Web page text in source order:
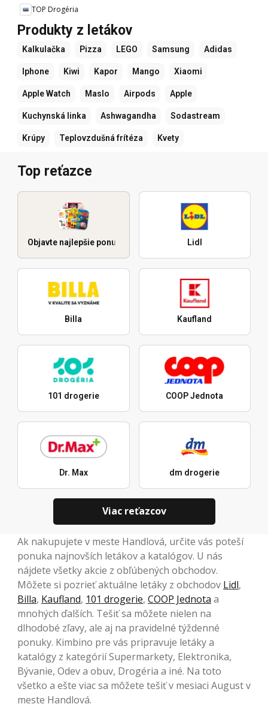
TOP Drogéria
Produkty z letákov
Kalkulačka Pizza LEGO Samsung Adidas
Iphone Kiwi Kapor Mango Xiaomi
Apple Watch Maslo Airpods Apple
Kuchynská linka Ashwagandha Sodastream
Krúpy Teplovzdušná frítéza Kvety
Top reťazce
Objavte najlepšie ponuky Lidl
Billa Kaufland
101 drogerie COOP Jednota
Dr. Max dm drogerie
Viac reťazcov
Ak nakupujete v meste Handlová, určite vás poteší
ponuka najnovších letákov a katalógov. U nás
nájdete všetky akcie z obľúbených obchodov.
Môžete si pozrieť aktuálne letáky z obchodov Lidl,
Billa, Kaufland, 101 drogerie, COOP Jednota a
mnohých ďalších. Tešiť sa môžete nielen na
dlhodobé zľavy, ale aj na pravidelné týždenné
ponuky. Kimbino pre vás pripravuje letáky a
katalógy z kategórií Supermarkety, Elektronika,
Bývanie, Odev a obuv, Drogéria a iné. Na toto
všetko a ešte viac sa môžete tešiť v mesiaci August v
meste Handlová.